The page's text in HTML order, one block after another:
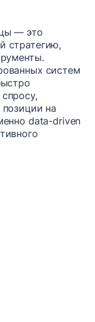
— это
стратегию,
систем
на
data-driven